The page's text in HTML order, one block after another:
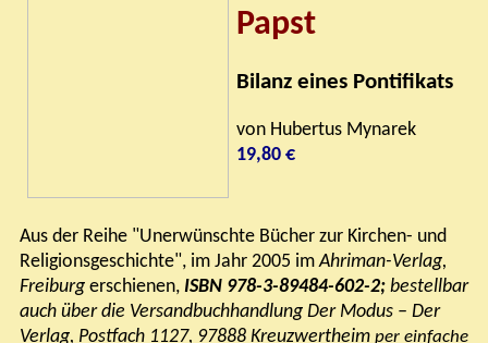
Papst
Bilanz eines Pontifikats
von Hubertus Mynarek
19,80 €
Aus der Reihe "Unerwünschte Bücher zur Kirchen- und
Religionsgeschichte", im Jahr 2005 imAhriman-Verlag,
Freiburg erschienen, ISBN 978-3-89484-602-2; bestellbar
auch über die Versandbuchhandlung Der Modus – Der
Verlag, Postfach 1127, 97888 Kreuzwertheim per einfache